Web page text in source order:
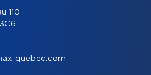
110
quebec.com